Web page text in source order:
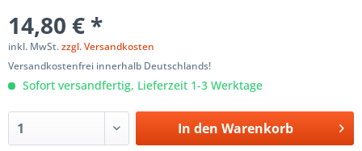
14,80 € *
inkl. MwSt.zzgl. Versandkosten
Versandkostenfrei innerhalb Deutschlands!
Sofort versandfertig, Lieferzeit 1-3 Werktage
In den Warenkorb